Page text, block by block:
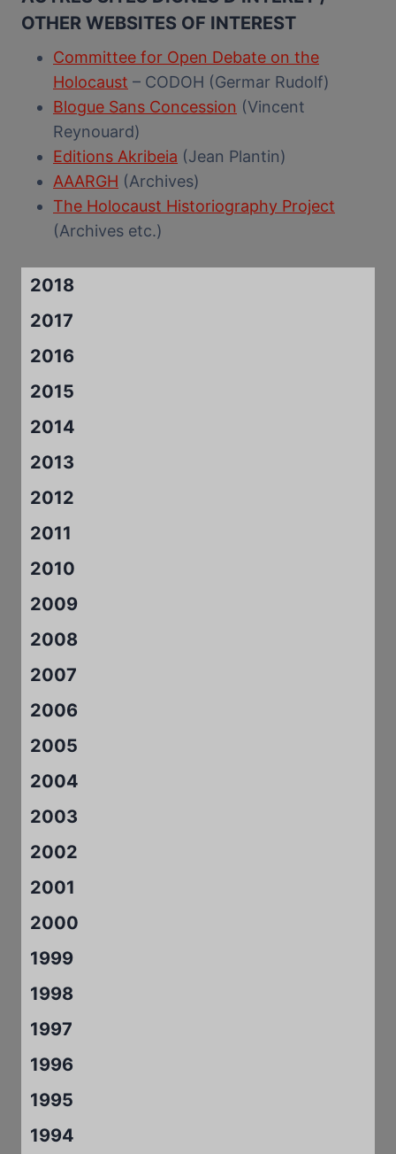
OTHER WEBSITES OF INTEREST
Committee for Open Debate on the
Holocaust – CODOH (Germar Rudolf)
Blogue Sans Concession (Vincent
Reynouard)
Editions Akribeia (Jean Plantin)
AAARGH (Archives)
The Holocaust Historiography Project
(Archives etc.)
2018
2017
2016
2015
2014
2013
2012
2011
2010
2009
2008
2007
2006
2005
2004
2003
2002
2001
2000
1999
1998
1997
1996
1995
1994